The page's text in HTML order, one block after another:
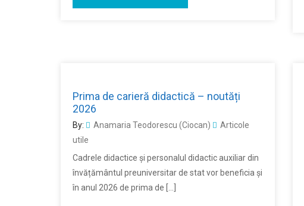
Prima de carieră didactică – noutăți
2026
By: Anamaria Teodorescu (Ciocan)
Articole
utile
Cadrele didactice și personalul didactic auxiliar din
învățământul preuniversitar de stat vor beneficia și
în anul 2026 de prima de […]